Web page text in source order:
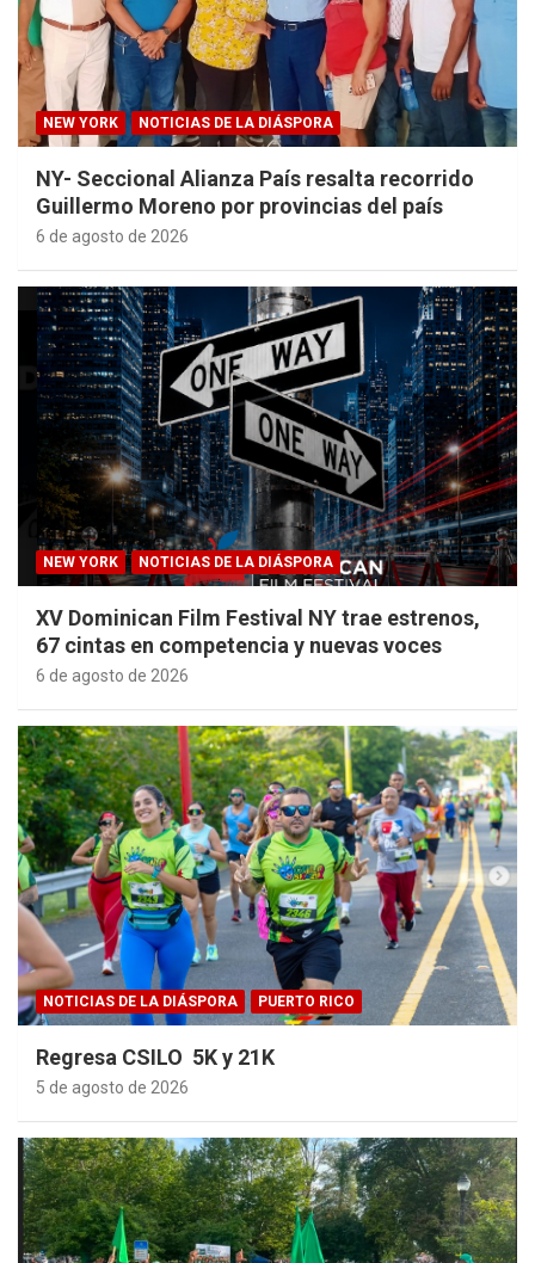
NEW YORK NOTICIAS DE LA DIÁSPORA
NY- Seccional Alianza País resalta recorrido
Guillermo Moreno por provincias del país
6 de agosto de 2026
NEW YORK NOTICIAS DE LA DIÁSPORA
XV Dominican Film Festival NY trae estrenos,
67 cintas en competencia y nuevas voces
6 de agosto de 2026
NOTICIAS DE LA DIÁSPORA PUERTO RICO
Regresa CSILO 5K y 21K
5 de agosto de 2026